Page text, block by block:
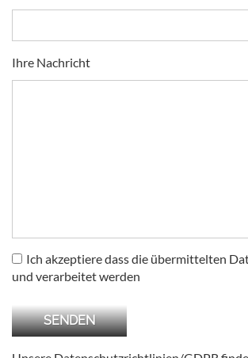
Ihre Nachricht
Ich akzeptiere dass die übermittelten
und verarbeitet werden